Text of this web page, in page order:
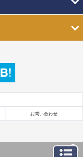
お問い合わせ